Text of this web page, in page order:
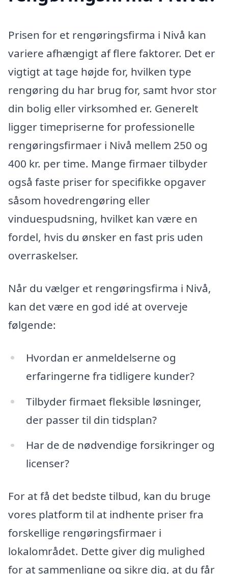
Prisen for et rengøringsfirma i Nivå kan
variere afhængigt af flere faktorer. Det er
vigtigt at tage højde for, hvilken type
rengøring du har brug for, samt hvor stor
din bolig eller virksomhed er. Generelt
ligger timepriserne for professionelle
rengøringsfirmaer i Nivå mellem 250 og
400 kr. per time. Mange firmaer tilbyder
også faste priser for specifikke opgaver
såsom hovedrengøring eller
vinduespudsning, hvilket kan være en
fordel, hvis du ønsker en fast pris uden
overraskelser.
Når du vælger et rengøringsfirma i Nivå,
kan det være en god idé at overveje
følgende:
Hvordan er anmeldelserne og
erfaringerne fra tidligere kunder?
Tilbyder firmaet fleksible løsninger,
der passer til din tidsplan?
Har de de nødvendige forsikringer og
licenser?
For at få det bedste tilbud, kan du bruge
vores platform til at indhente priser fra
forskellige rengøringsfirmaer i
lokalområdet. Dette giver dig mulighed
for at sammenligne og sikre dig, at du får